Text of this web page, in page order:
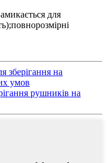
для
зберігання на
умов
рушників на